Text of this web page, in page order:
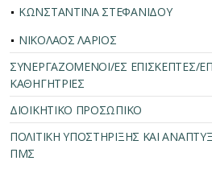
ΚΩΝΣΤΑΝΤΙΝΑ ΣΤΕΦΑΝΙΔΟΥ
ΝΙΚΟΛΑΟΣ ΛΑΡΙΟΣ
ΣΥΝΕΡΓΑΖΟΜΕΝΟΙ/ΕΣ ΕΠΙΣΚΕΠΤΕΣ/
ΚΑΘΗΓΗΤΡΙΕΣ
ΔΙΟΙΚΗΤΙΚΟ ΠΡΟΣΩΠΙΚΟ
ΠΟΛΙΤΙΚΗ ΥΠΟΣΤΗΡΙΞΗΣ ΚΑΙ
ΠΜΣ